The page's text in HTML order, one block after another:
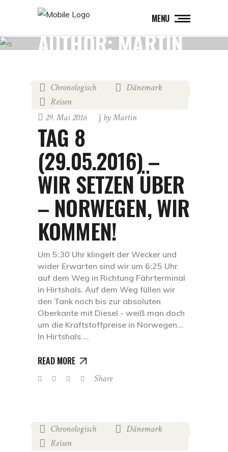
MENU
AUTHOR: MARTIN
Chronologisch Dänemark
Reisen
29. Mai 2016
byMartin
TAG 8
(29.05.2016) –
WIR SETZEN ÜBER
– NORWEGEN, WIR
KOMMEN!
Um 5:30 Uhr klingelt der Wecker und
wider Erwarten sind wir um 6:25 Uhr
auf dem Weg in Richtung Fährterminal
in Hirtshals. Auf dem Weg füllen wir
den Tank noch bis zur absoluten
Oberkante mit Diesel - weiß man doch
um die Kraftstoffpreise in Norwegen…
In Hirtshals
READ MORE
Share
Chronologisch Dänemark
Reisen